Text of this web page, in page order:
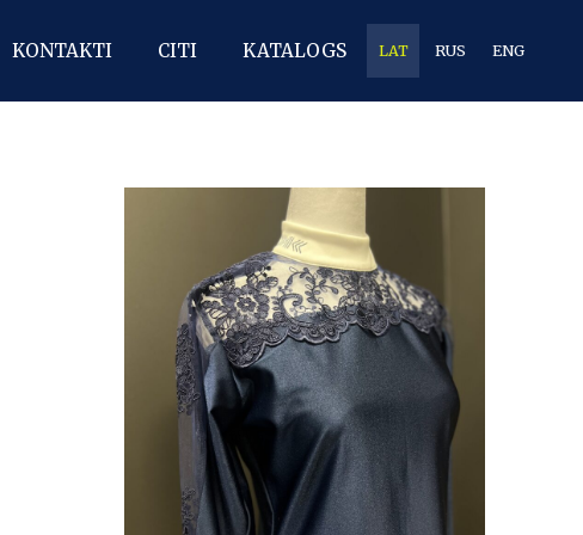
KONTAKTI CITI KATALOGS LAT RUS ENG